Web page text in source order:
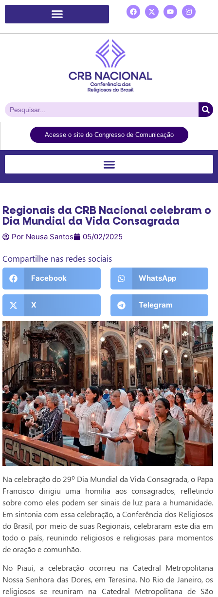
Acesse o site do Congresso de Comunicação
Regionais da CRB Nacional celebram o
Dia Mundial da Vida Consagrada
Por Neusa Santos 05/02/2025
Compartilhe nas redes sociais
Facebook WhatsApp
X Telegram
Na celebração do 29º Dia Mundial da Vida Consagrada, o Papa
Francisco dirigiu uma homilia aos consagrados, refletindo
sobre como eles podem ser sinais de luz para a humanidade.
Em sintonia com essa celebração, a Conferência dos Religiosos
do Brasil, por meio de suas Regionais, celebraram este dia em
todo o país, reunindo religiosos e religiosas para momentos
de oração e comunhão.
No Piauí, a celebração ocorreu na Catedral Metropolitana
Nossa Senhora das Dores, em Teresina. No Rio de Janeiro, os
religiosos se reuniram na Catedral Metropolitana de São